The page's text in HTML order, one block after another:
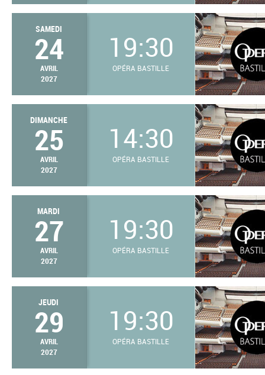
SAMEDI
24
AVRIL
2027
19:30
OPÉRA BASTILLE
DIMANCHE
25
AVRIL
2027
14:30
OPÉRA BASTILLE
MARDI
27
AVRIL
2027
19:30
OPÉRA BASTILLE
JEUDI
29
AVRIL
2027
19:30
OPÉRA BASTILLE